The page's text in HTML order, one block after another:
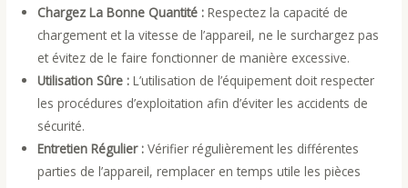
Chargez La Bonne Quantité :Respectez la capacité de
chargement et la vitesse de l’appareil, ne le surchargez pas
et évitez de le faire fonctionner de manière excessive.
Utilisation Sûre :L’utilisation de l’équipement doit respecter
les procédures d’exploitation afin d’éviter les accidents de
sécurité.
Entretien Régulier :Vérifier régulièrement les différentes
parties de l’appareil, remplacer en temps utile les pièces